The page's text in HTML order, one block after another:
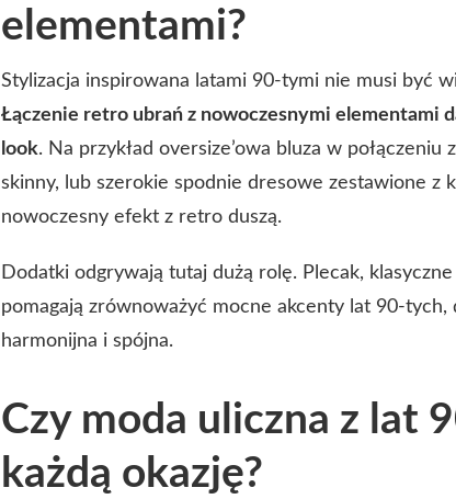
elementami?
Stylizacja inspirowana latami 90-tymi nie musi być
Łączenie retro ubrań z nowoczesnymi elementami
look. Na przykład oversize’owa bluza w
skinny, lub szerokie spodnie dresowe zestawione z
nowoczesny efekt z retro duszą.
Dodatki odgrywają tutaj dużą rolę. Plecak,
pomagają zrównoważyć mocne akcenty lat 90-tych,
harmonijna i spójna.
Czy moda uliczna z lat
każdą okazję?